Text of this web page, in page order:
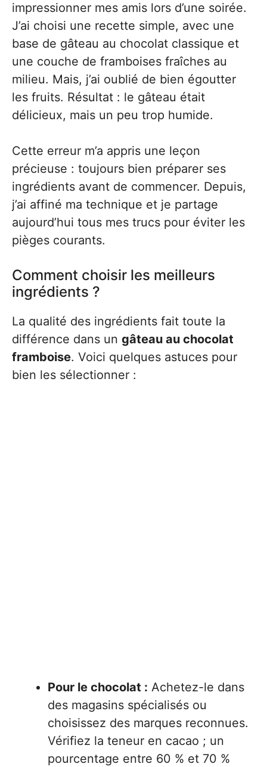
impressionner mes amis lors d’une soirée.
J’ai choisi une recette simple, avec une
base de gâteau au chocolat classique et
une couche de framboises fraîches au
milieu. Mais, j’ai oublié de bien égoutter
les fruits. Résultat : le gâteau était
délicieux, mais un peu trop humide.
Cette erreur m’a appris une leçon
précieuse : toujours bien préparer ses
ingrédients avant de commencer. Depuis,
j’ai affiné ma technique et je partage
aujourd’hui tous mes trucs pour éviter les
pièges courants.
Comment choisir les meilleurs
ingrédients ?
La qualité des ingrédients fait toute la
différence dans un gâteau au chocolat
framboise. Voici quelques astuces pour
bien les sélectionner :
Pour le chocolat : Achetez-le dans
des magasins spécialisés ou
choisissez des marques reconnues.
Vérifiez la teneur en cacao ; un
pourcentage entre 60 % et 70 %